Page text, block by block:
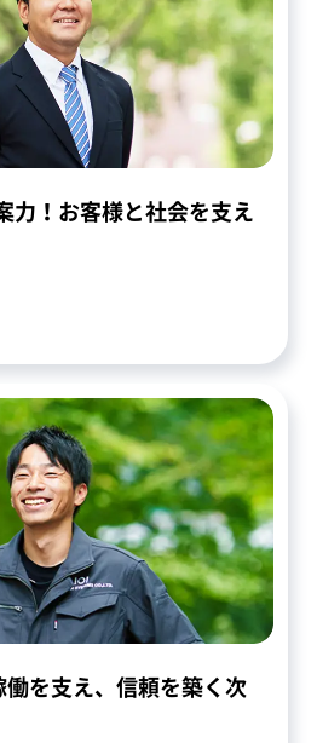
力！お客様と社会を支え
を支え、信頼を築く次